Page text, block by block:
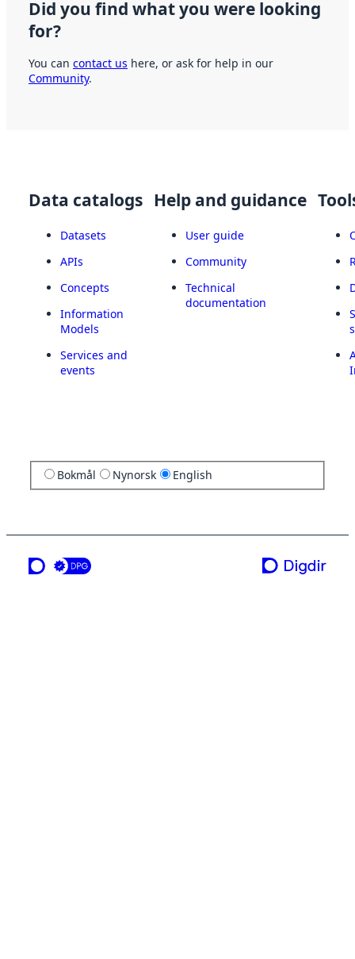
Did you find what you were looking
for?
You can contact us here, or ask for help in our
Community.
Data catalogs
Datasets
APIs
Concepts
Information
Models
Services and
events
Help and guidance
User guide
Community
Technical
documentation
Bokmål Nynorsk English